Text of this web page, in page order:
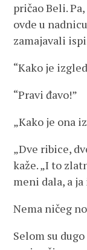
pričao Beli.
ovde u
zamajavali
“Kako je
“Pravi đavo!”
„Kako je ona
„Dve ribice,
kaže. „I to
meni dala, a
Nema ničeg
Selom su